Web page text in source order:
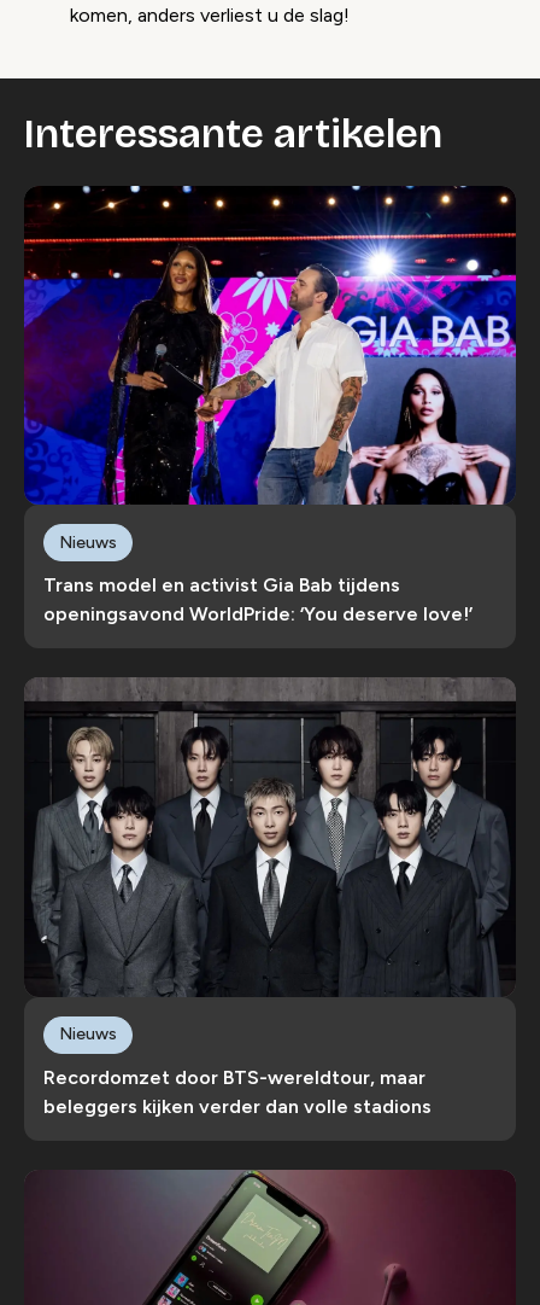
komen, anders verliest u de slag!
Interessante artikelen
Trans model en activist Gia Bab tijdens
openingsavond WorldPride: ‘You deserve love!’
Nieuws
Recordomzet door BTS-wereldtour, maar
beleggers kijken verder dan volle stadions
Nieuws